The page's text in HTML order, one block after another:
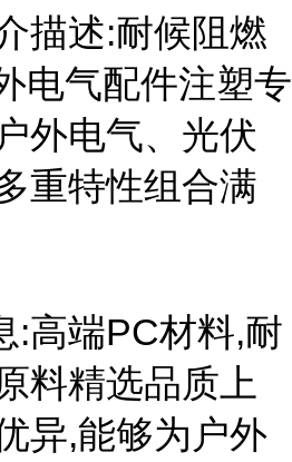
描述:耐候阻燃
电气配件注塑专
外电气、光伏
重特性组合满
:高端PC材料,耐
料精选品质上
异,能够为户外